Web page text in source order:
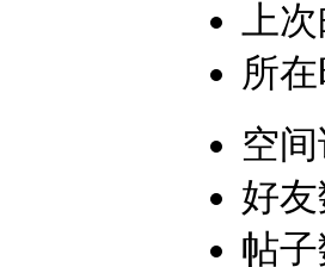
上
所
空
好
帖